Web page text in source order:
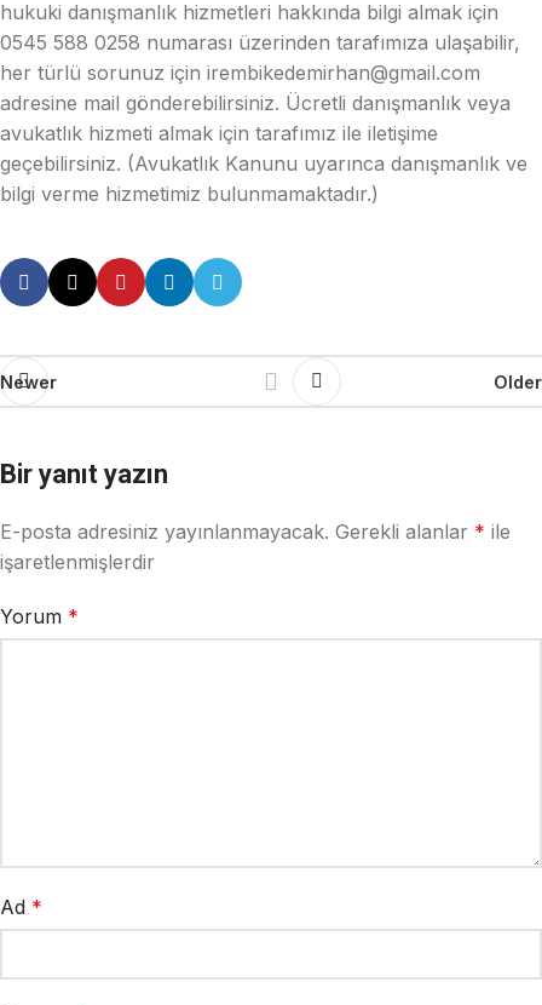
hukuki danışmanlık hizmetleri hakkında bilgi almak için
0545 588 0258 numarası üzerinden tarafımıza ulaşabilir,
her türlü sorunuz için irembikedemirhan@gmail.com
adresine mail gönderebilirsiniz. Ücretli danışmanlık veya
avukatlık hizmeti almak için tarafımız ile iletişime
geçebilirsiniz. (Avukatlık Kanunu uyarınca danışmanlık ve
bilgi verme hizmetimiz bulunmamaktadır.)
Newer Older
Bir yanıt yazın
E-posta adresiniz yayınlanmayacak. Gerekli alanlar * ile
işaretlenmişlerdir
Yorum *
Ad *